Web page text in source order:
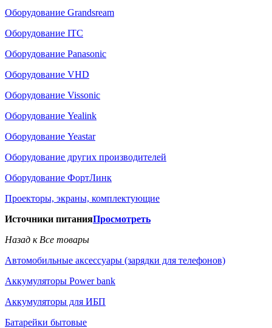
Оборудование Grandsream
Оборудование ITC
Оборудование Panasonic
Оборудование VHD
Оборудование Vissonic
Оборудование Yealink
Оборудование Yeastar
Оборудование других производителей
Оборудование ФортЛинк
Проекторы, экраны, комплектующие
Источники питанияПросмотреть
Назад к Все товары
Автомобильные аксессуары (зарядки для телефонов)
Аккумуляторы Power bank
Аккумуляторы для ИБП
Батарейки бытовые